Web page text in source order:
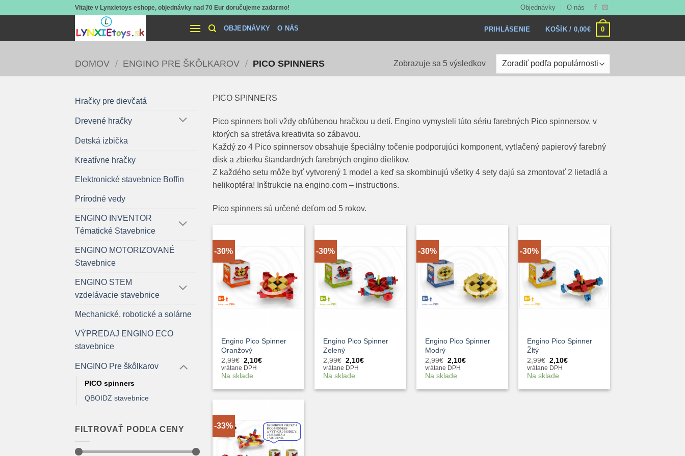
Vitajte v Lynxietoys eshope, objednávky nad 70 Eur doručujeme zadarmo! Objednávky O nás
OBJEDNÁVKY O NÁS PRIHLÁSENIE KOŠÍK / 0,00€ 0
DOMOV / ENGINO PRE ŠKÔLKAROV / PICO SPINNERS Zobrazuje sa 5 výsledkovZoradené
podľa
Hračky pre dievčatá
Drevené hračky
Detská izbička
Kreatívne hračky
Elektronické stavebnice Boffin
Prírodné vedy
ENGINO INVENTOR
Tématické Stavebnice
ENGINO MOTORIZOVANÉ
Stavebnice
ENGINO STEM
vzdelávacie stavebnice
Mechanické, robotické a solárne
VÝPREDAJ ENGINO ECO
stavebnice
ENGINO Pre škôlkarov
PICO spinners
QBOIDZ stavebnice
FILTROVAŤ PODĽA CENY
PICO SPINNERS
Pico spinners boli vždy obľúbenou hračkou u detí. Engino vymysleli túto sériu farebných Pico spinnersov, v
ktorých sa stretáva kreativita so zábavou.
Každý zo 4 Pico spinnersov obsahuje špeciálny točenie podporujúci komponent, vytlačený papierový farebný
disk a zbierku štandardných farebných engino dielikov.
Z každého setu môže byť vytvorený 1 model a keď sa skombinujú všetky 4 sety dajú sa zmontovať 2 lietadlá a
helikoptéra! Inštrukcie na engino.com – instructions.
Pico spinners sú určené deťom od 5 rokov.
-30%
Engino Pico Spinner
Oranžový
2,99€ Pôvodná
cena
bola:
2,10€Aktuálna
vrátane DPH
Na sklade
-30%
Engino Pico Spinner
Zelený
2,99€ Pôvodná
cena
bola:
2,10€Aktuálna
vrátane DPH
Na sklade
-30%
Engino Pico Spinner
Modrý
2,99€ Pôvodná
cena
bola:
2,10€Aktuálna
vrátane DPH
Na sklade
-30%
Engino Pico Spinner
Žltý
2,99€ Pôvodná
cena
bola:
2,10€Aktuálna
vrátane DPH
Na sklade
-33%